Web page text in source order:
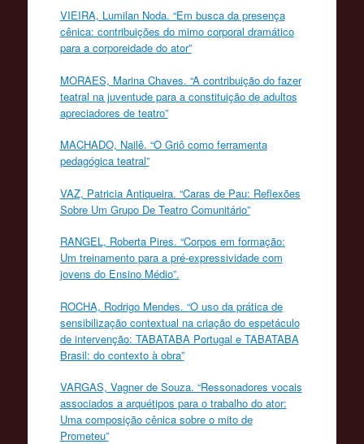
VIEIRA, Lumilan Noda. “Em busca da presença
cênica: contribuições do mimo corporal dramático
para a corporeidade do ator”
MORAES, Marina Chaves. “A contribuição do fazer
teatral na juventude para a constituição de adultos
apreciadores de teatro”
MACHADO, Nailê. “O Griô como ferramenta
pedagógica teatral”
VAZ, Patricia Antiqueira. “Caras de Pau: Reflexões
Sobre Um Grupo De Teatro Comunitário”
RANGEL, Roberta Pires. “Corpos em formação:
Um treinamento para a pré-expressividade com
jovens do Ensino Médio”.
ROCHA, Rodrigo Mendes. “O uso da prática de
sensibilização contextual na criação do espetáculo
de intervenção: TABATABA Portugal e TABATABA
Brasil: do contexto à obra”
VARGAS, Vagner de Souza. “Ressonadores vocais
associados a arquétipos para o trabalho do ator:
Uma composição cênica sobre o mito de
Prometeu”